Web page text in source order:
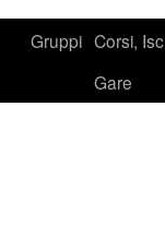
Gruppi Corsi,
Gare